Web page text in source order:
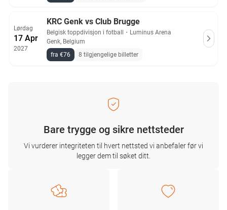
Lørdag
17 Apr
2027
KRC Genk vs Club Brugge
Belgisk toppdivisjon i fotball ・ Luminus Arena
Genk, Belgium
fra €76
8 tilgjengelige billetter
Bare trygge og sikre nettsteder
Vi vurderer integriteten til hvert nettsted vi anbefaler før vi
legger dem til søket ditt.